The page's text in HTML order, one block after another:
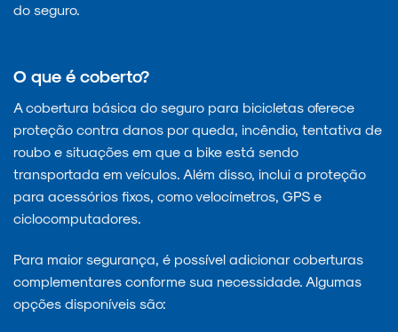
do seguro.
O que é coberto?
A cobertura básica do seguro para bicicletas oferece
proteção contra danos por queda, incêndio, tentativa de
roubo e situações em que a bike está sendo
transportada em veículos. Além disso, inclui a proteção
para acessórios fixos, como velocímetros, GPS e
ciclocomputadores.
Para maior segurança, é possível adicionar coberturas
complementares conforme sua necessidade. Algumas
opções disponíveis são: